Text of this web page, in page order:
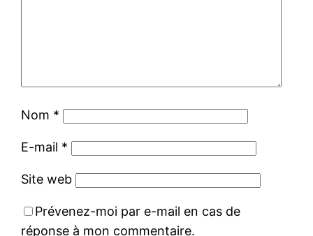
Nom *
E-mail *
Site web
Prévenez-moi par e-mail en cas de
réponse à mon commentaire.